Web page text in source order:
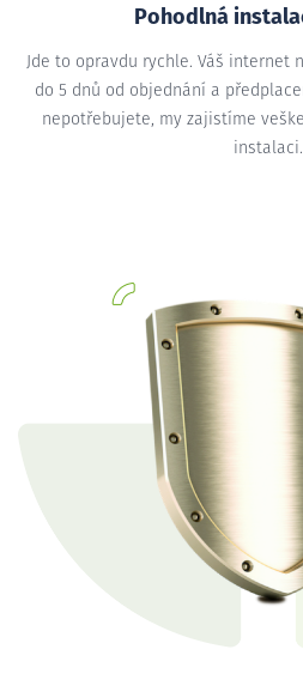
Pohodlná
Jde to opravdu rychle. Váš internet
do 5 dnů od objednání a
nepotřebujete, my zajistíme
instalaci.